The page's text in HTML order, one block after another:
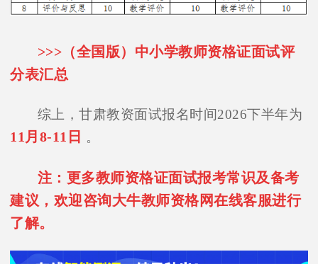
>>>（全国版）中小学教师资格证面试评
分表汇总
综上，甘肃教资面试报名时间2026下半年为
11月8-11日 。
注：更多教师资格证面试报考常识及备考
建议，欢迎咨询大牛教师资格网在线客服进行
了解。